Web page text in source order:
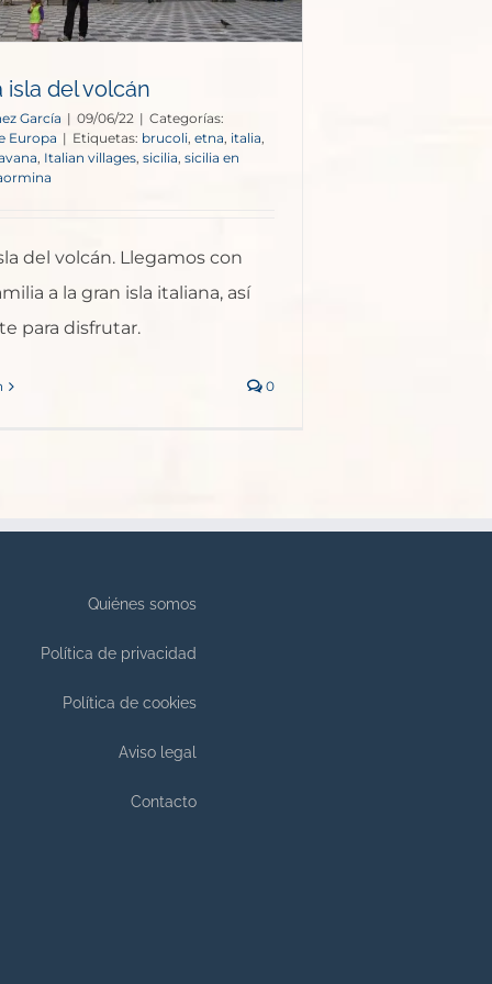
isla del volcán
García | 09/06/22 | Categorías:
Europa | Etiquetas: brucoli, etna, italia,
, Italian villages, sicilia, sicilia en
del volcán. Llegamos con
a la gran isla italiana, así
para disfrutar.
0
Quiénes somos
Política de privacidad
Política de cookies
Aviso legal
Contacto